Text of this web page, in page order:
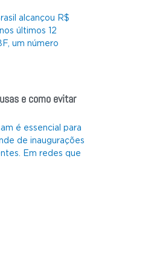
alcançou R$
últimos 12
um número
e como evitar
é essencial para
de inaugurações
Em redes que